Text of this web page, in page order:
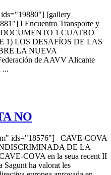
[gallery
I Encuentro Transporte y
DOCUMENTO 1 CUATRO
1) LOS DESAFÍOS DE LAS
LA NUEVA
de AAVV Alicante
...
NO
ids="18576"] CAVE-COVA
DE LA
COVA en la seua recent II
Sagunt ha valorat les